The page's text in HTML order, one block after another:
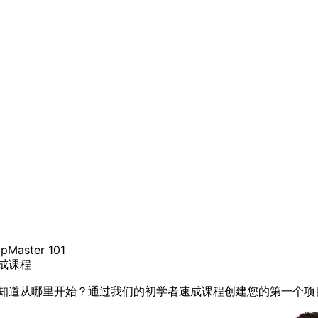
101
课程
道从哪里开始？通过我们的初学者速成课程创建您的第一个项